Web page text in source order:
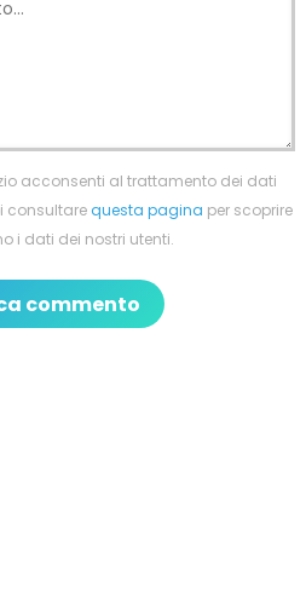
acconsenti al trattamento dei dati
consultarequesta pagina per scoprire
i dati dei nostri utenti.